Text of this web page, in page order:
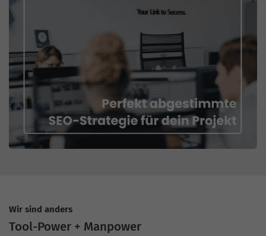
Wir sind anders
Tool-Power + Manpower